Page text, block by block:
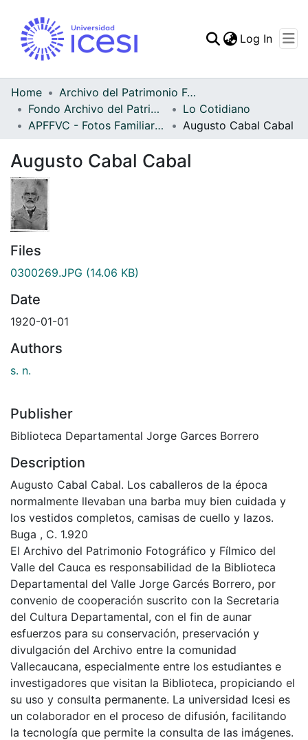
Statistics
Log In
Home
Archivo del Patrimonio Fotográfico y Fílmico del Valle del Cauca
Fondo Archivo del Patrimonio Fotográfico y Fílmico del Valle del Cauca
Lo Cotidiano
APFFVC - Fotos Familiares - Patrimonial
Augusto Cabal Cabal
Augusto Cabal Cabal
Files
0300269.JPG (14.06 KB)
Date
1920-01-01
Authors
s. n.
Publisher
Biblioteca Departamental Jorge Garces Borrero
Description
Augusto Cabal Cabal. Los caballeros de la época
normalmente llevaban una barba muy bien cuidada y
los vestidos completos, camisas de cuello y lazos.
Buga , C. 1.920
El Archivo del Patrimonio Fotográfico y Fílmico del
Valle del Cauca es responsabilidad de la Biblioteca
Departamental del Valle Jorge Garcés Borrero, por
convenio de cooperación suscrito con la Secretaria
del Cultura Departamental, con el fin de aunar
esfuerzos para su conservación, preservación y
divulgación del Archivo entre la comunidad
Vallecaucana, especialmente entre los estudiantes e
investigadores que visitan la Biblioteca, propiciando el
su uso y consulta permanente. La universidad Icesi es
un colaborador en el proceso de difusión, facilitando
la tecnología que permite la consulta de las imágenes.